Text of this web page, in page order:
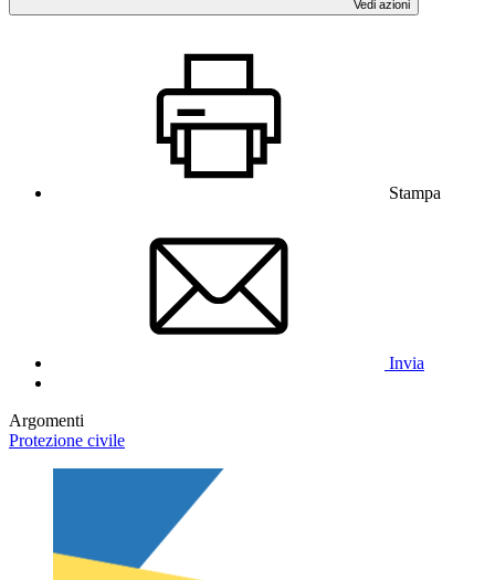
Vedi azioni
Stampa
Invia
Argomenti
Protezione civile